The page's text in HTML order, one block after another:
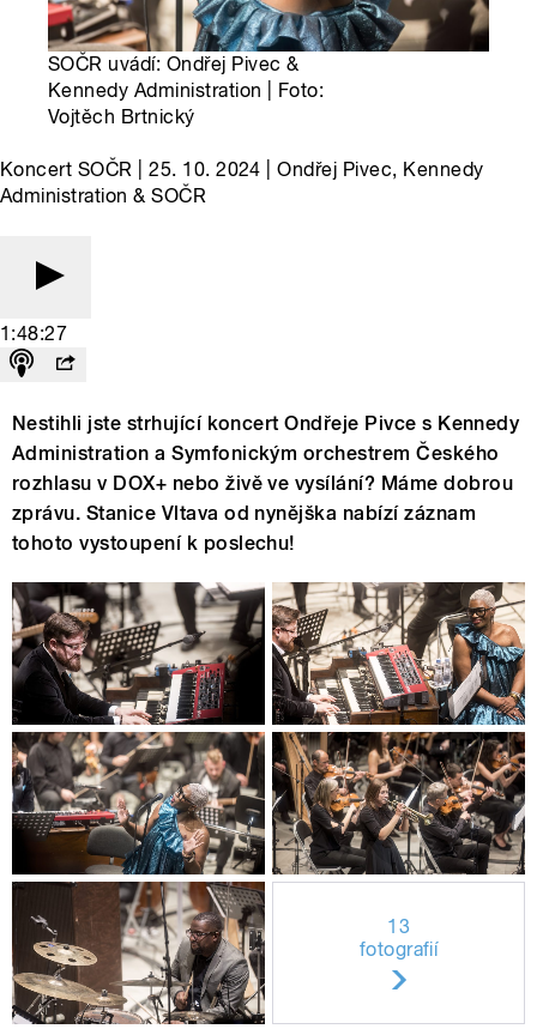
SOČR uvádí: Ondřej Pivec &
Kennedy Administration | Foto:
Vojtěch Brtnický
Koncert SOČR | 25. 10. 2024 | Ondřej Pivec, Kennedy
Administration & SOČR
1:48:27
Nestihli jste strhující koncert Ondřeje Pivce s Kennedy
Administration a Symfonickým orchestrem Českého
rozhlasu v DOX+ nebo živě ve vysílání? Máme dobrou
zprávu. Stanice Vltava od nynějška nabízí záznam
tohoto vystoupení k poslechu!
13
fotografií